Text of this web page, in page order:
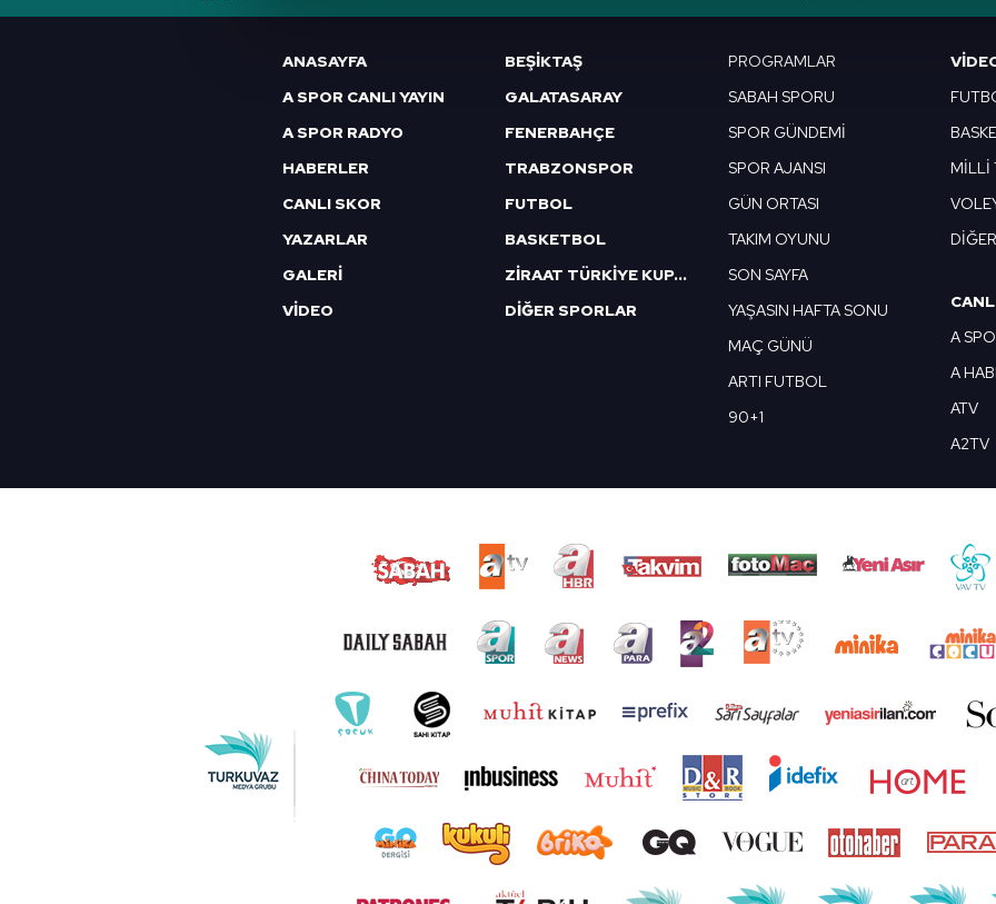
Sizlere daha iyi bir hizmet sunabilmek için İnternet Sitemizde kendimize ve üçüncü kişilere ait
çerezler vasıtasıyla çeşitli kişisel verileriniz işlenmekte olup gerekli olan çerezler bilgi toplumu
amacıyla kullanılmaktadır. Diğer çerezler, sitemizin daha işlevsel kılınması ve
reklam/pazarlama faaliyetlerinin yapılması, amaçlarıyla sınırlı olarak açık rızanız dahilinde
Çerezlere ilişkin tercihlerinizi aşağıda yer alan panel vasıtasıyla belirleyebilirsiniz. Çerezlere
butonuna tıklayabilir,
Çerez Bilgilendirme Metnimizi ziyaret edebilirsiniz.
6698 sayılı Kişisel Verilerin Korunması Kanunu uyarınca hazırlanmış Aydınlatma Metnimizi
ANASAYFA
A SPOR CANLI YAYIN
A SPOR RADYO
HABERLER
CANLI SKOR
YAZARLAR
GALERİ
VİDEO
BEŞİKTAŞ
GALATASARAY
FENERBAHÇE
TRABZONSPOR
FUTBOL
BASKETBOL
ZİRAAT TÜRKİYE KUPASI
DİĞER SPORLAR
PROGRAMLAR
SABAH SPORU
SPOR GÜNDEMİ
SPOR AJANSI
GÜN ORTASI
TAKIM OYUNU
SON SAYFA
YAŞASIN HAFTA SONU
MAÇ GÜNÜ
ARTI FUTBOL
90+1
MİLLİ
DİĞER
A
A
ATV
A2TV